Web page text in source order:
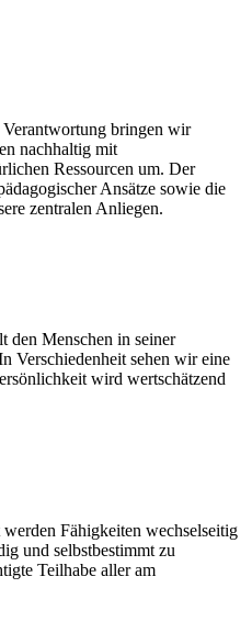
bringen wir
nachhaltig mit
Ressourcen um. Der
Ansätze sowie die
zentralen Anliegen.
den Menschen in seiner
Verschiedenheit sehen wir eine
wird wertschätzend
Fähigkeiten wechselseitig
und selbstbestimmt zu
Teilhabe aller am